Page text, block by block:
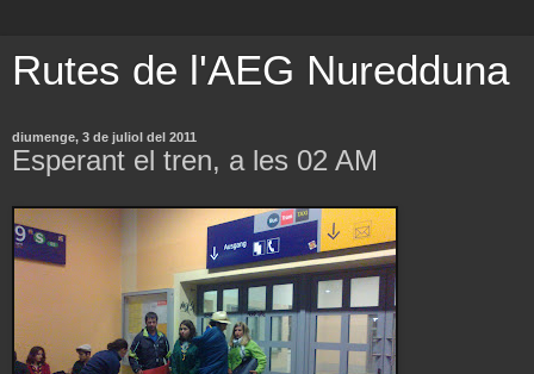
Rutes de l'AEG Nuredduna
diumenge, 3 de juliol del 2011
Esperant el tren, a les 02 AM